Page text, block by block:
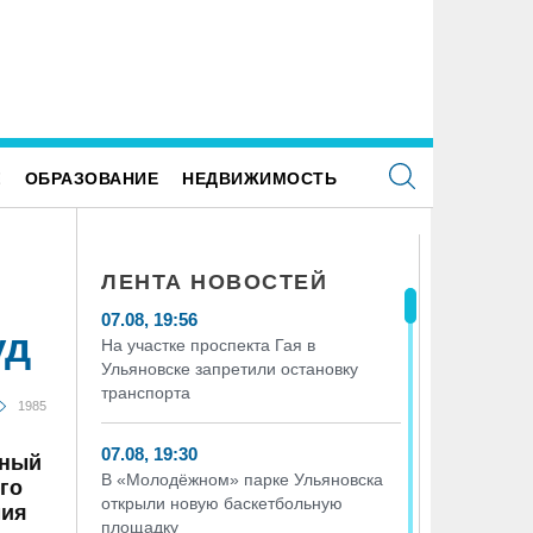
ОБРАЗОВАНИЕ НЕДВИЖИМОСТЬ
1985
ЛЕНТА НОВОСТЕЙ
07.08, 19:56
На участке проспекта Гая в
Ульяновске запретили остановку
транспорта
07.08, 19:30
В «Молодёжном» парке Ульяновска
открыли новую баскетбольную
площадку